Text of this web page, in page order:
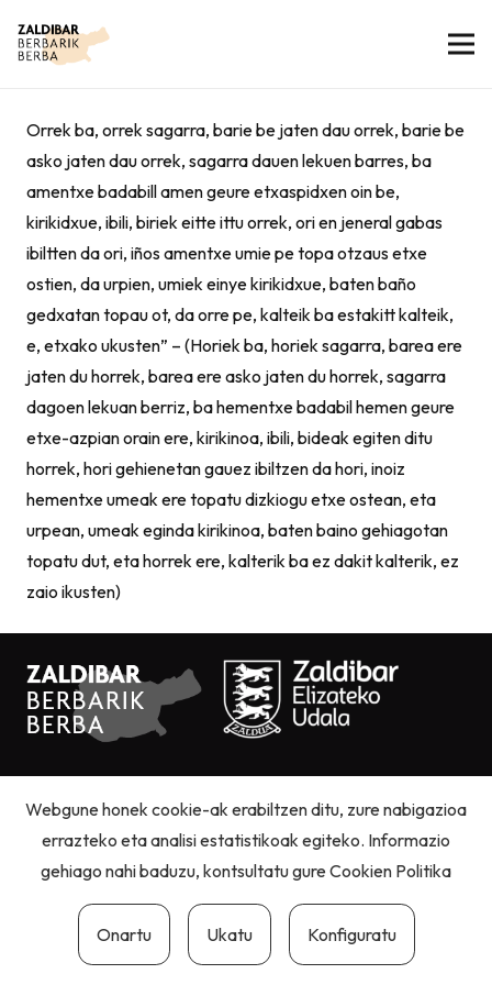
Orrek ba, orrek sagarra, barie be jaten dau orrek, barie be
asko jaten dau orrek, sagarra dauen lekuen barres, ba
amentxe badabill amen geure etxaspidxen oin be,
kirikidxue, ibili, biriek eitte ittu orrek, ori en jeneral gabas
ibiltten da ori, iños amentxe umie pe topa otzaus etxe
ostien, da urpien, umiek einye kirikidxue, baten baño
gedxatan topau ot, da orre pe, kalteik ba estakitt kalteik,
e, etxako ukusten” – (Horiek ba, horiek sagarra, barea ere
jaten du horrek, barea ere asko jaten du horrek, sagarra
dagoen lekuan berriz, ba hementxe badabil hemen geure
etxe-azpian orain ere, kirikinoa, ibili, bideak egiten ditu
horrek, hori gehienetan gauez ibiltzen da hori, inoiz
hementxe umeak ere topatu dizkiogu etxe ostean, eta
urpean, umeak eginda kirikinoa, baten baino gehiagotan
topatu dut, eta horrek ere, kalterik ba ez dakit kalterik, ez
zaio ikusten)
Webgune honek cookie-ak erabiltzen ditu, zure nabigazioa
errazteko eta analisi estatistikoak egiteko. Informazio
gehiago nahi baduzu, kontsultatu gureCookien Politika
Onartu Ukatu Konfiguratu